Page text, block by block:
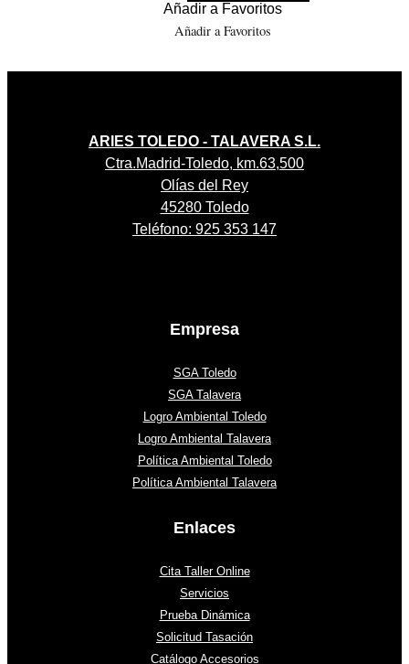
Añadir a Favoritos
Añadir a Favoritos
ARIES TOLEDO - TALAVERA S.L.
Ctra.Madrid-Toledo, km.63,500
Olías del Rey
45280 Toledo
Teléfono: 925 353 147
Empresa
SGA Toledo
SGA Talavera
Logro Ambiental Toledo
Logro Ambiental Talavera
Política Ambiental Toledo
Política Ambiental Talavera
Enlaces
Cita Taller Online
Servicios
Prueba Dinámica
Solicitud Tasación
Catálogo Accesorios